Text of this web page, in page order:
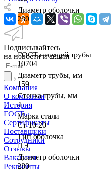
Диаметр оболочки
280
ГОСТ несущей трубы
10704
Диаметр трубы, мм
159
Стенка трубы, мм
4
Марка стали
Ст 10-20
Тип оболочка
ПЭ
Диаметр оболочки
280
Подписывайтесь
на новости и акции
Компания
О компании
История
ГОСТы
Сертификаты
Поставщики
Сотрудники
Отзывы
Вакансии
Реквизиты